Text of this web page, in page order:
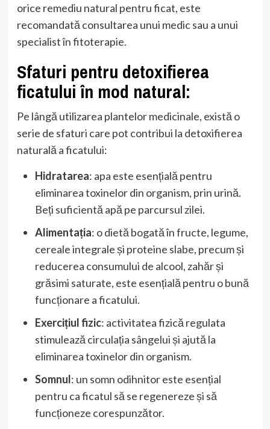
orice remediu natural pentru ficat, este
recomandată consultarea unui medic sau a unui
specialist în fitoterapie.
Sfaturi pentru detoxifierea
ficatului în mod natural:
Pe lângă utilizarea plantelor medicinale, există o
serie de sfaturi care pot contribui la detoxifierea
naturală a ficatului:
Hidratarea: apa este esențială pentru
eliminarea toxinelor din organism, prin urină.
Beți suficientă apă pe parcursul zilei.
Alimentația: o dietă bogată în fructe, legume,
cereale integrale și proteine ​​slabe, precum și
reducerea consumului de alcool, zahăr și
grăsimi saturate, este esențială pentru o bună
funcționare a ficatului.
Exercițiul fizic: activitatea fizică regulata
stimulează circulația sângelui și ajută la
eliminarea toxinelor din organism.
Somnul: un somn odihnitor este esențial
pentru ca ficatul să se regenereze și să
funcționeze corespunzător.